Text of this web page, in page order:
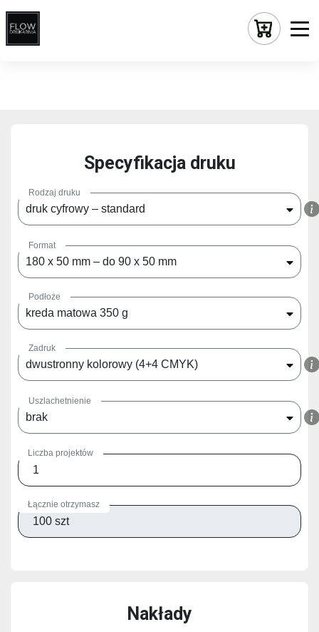
Specyfikacja druku
Rodzaj druku
druk cyfrowy – standard
Format
180 x 50 mm – do 90 x 50 mm
Podłoże
kreda matowa 350 g
Zadruk
dwustronny kolorowy (4+4 CMYK)
Uszlachetnienie
brak
Liczba projektów
Łącznie otrzymasz
Nakłady